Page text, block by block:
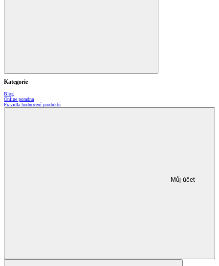
Kategorie
Blog
Online poradna
Pravidla hodnocení produktů
Můj účet